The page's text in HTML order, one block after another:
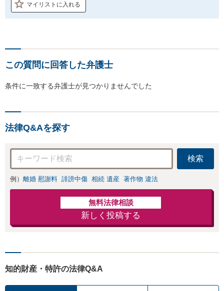
マイリストに入れる
この質問に回答した弁護士
条件に一致する弁護士が見つかりませんでした
法律Q&Aを探す
検索
例） 離婚 慰謝料 誹謗中傷 相続 遺産 著作物 違法
無料法律相談
新しく投稿する
知的財産・特許の法律Q&A